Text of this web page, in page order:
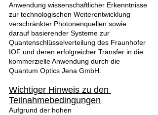
Anwendung wissenschaftlicher Erkenntnisse
zur technologischen Weiterentwicklung
verschränkter Photonenquellen sowie
darauf basierender Systeme zur
Quantenschlüsselverteilung des Fraunhofer
IOF und deren erfolgreicher Transfer in die
kommerzielle Anwendung durch die
Quantum Optics Jena GmbH.
Wichtiger Hinweis zu den
Teilnahmebedingungen
Aufgrund der hohen